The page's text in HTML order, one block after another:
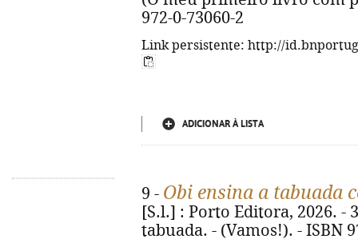
972-0-73060-2
Link persistente: http://
ADICIONAR À LISTA
9 - Obi ensina a tabuada
[S.l.] : Porto Editora, 2026. -
tabuada. - (Vamos!). - ISBN